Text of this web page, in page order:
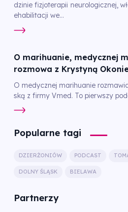
dzinie fizjoterapii neurologicznej,
ehabilitacji we...
O marihuanie, medycznej
rozmowa z Krystyną
O medycznej marihuanie
ską z firmy Vmed. To pierwszy
Popularne tagi
DZIERŻONIÓW PODCAST
DOLNY ŚLĄSK BIELAWA
Partnerzy